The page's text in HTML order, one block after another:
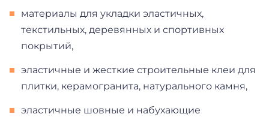
материалы для укладки эластичных,
текстильных, деревянных и спортивных
покрытий,
эластичные и жесткие строительные клеи для
плитки, керамогранита, натурального камня,
эластичные шовные и набухающие